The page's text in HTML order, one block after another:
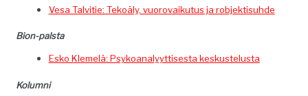
Vesa Talvi­tie: Tekoä­ly, vuorovaiku­tus ja robjektisuhde
Bion-pal­s­ta
Esko Klemelä: Psyko­ana­lyyt­tis­es­ta keskustelusta
Kolum­ni